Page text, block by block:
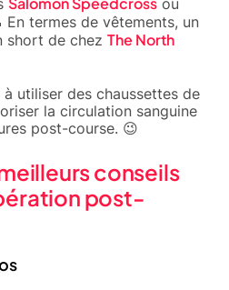
En termes de vêtements, un
short de chez The North
utiliser des chaussettes de
la circulation sanguine
post-course. 😉
conseils
post-